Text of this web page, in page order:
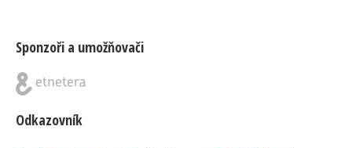
Sponzoři a umožňovači
Odkazovník